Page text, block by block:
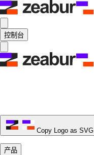
控制台
Copy Logo as SVG
产品